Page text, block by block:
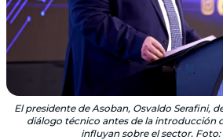
El presidente de Asoban, Osvaldo Serafini,
diálogo técnico antes de la introducción
influyan sobre el sector. Foto: